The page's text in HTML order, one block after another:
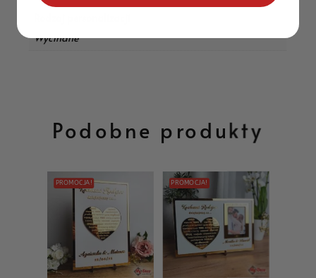
Wycinane
Podobne produkty
PROMOCJA! PROMOCJA!